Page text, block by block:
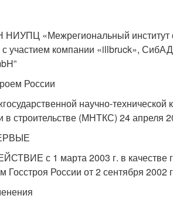
«Межрегиональный институт
участием компании «illbruck»,
России
научно-технической
в строительстве (МНТКС) 24 апреля
с 1 марта 2003 г. в качестве
Госстроя России от 2 сентября 2002